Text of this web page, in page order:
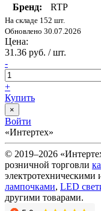
Бренд:
RTP
На складе 152 шт.
Обновлено 30.07.2026
Цена:
31.36 руб. / шт.
-
+
Купить
×
Войти
«Интертех»
© 2019–2026
розничной торговли
электротехническими
лампочками, LED
другими товарами.